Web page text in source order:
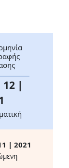
|
| 2021